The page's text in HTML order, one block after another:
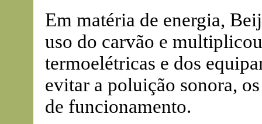
Em matéria de energia,
uso do carvão e
termoelétricas e dos
evitar a poluição sonora,
de funcionamento.